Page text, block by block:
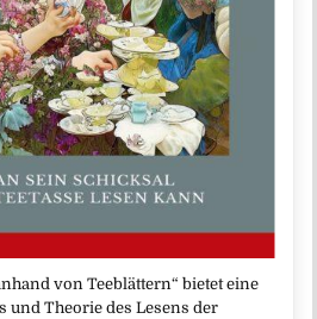
von Teeblättern“ bietet eine
und Theorie des Lesens der